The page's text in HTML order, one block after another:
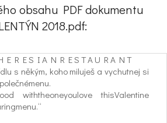
obsahu PDF dokumentu
2018.pdf:
E R E S I A N R E S T A U R A N T
s někým, koho miluješ a vychutnej si
withtheoneyoulove thisValentine